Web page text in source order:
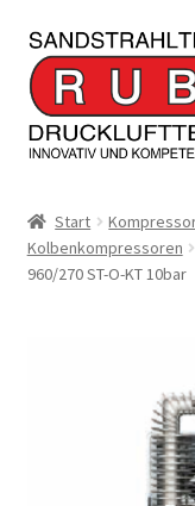
Zur
Navigation
springen
Zum
Inhalt
springen
Serviceleistungen
Start
Kolbenkompressoren
960/270 ST-O-KT 10bar